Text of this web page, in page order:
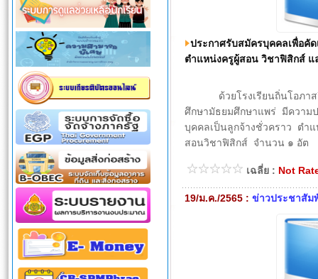
ประกาศรับสมัครบุคคลเพื่อคัด
ตำแหน่งครูผู้สอน วิชาฟิสิกส์ แ
ด้วยโรงเรียนถิ่นโอภาสวิ
ศึกษามัธยมศึกษาแพร่ มีความ
บุคคลเป็นลูกจ้างชั่วคราว ตำ
สอนวิชาฟิสิกส์ จำนวน ๑ อัต
เฉลี่ย : Not
19/ม.ค./2565 : ข่าวประชาสัม